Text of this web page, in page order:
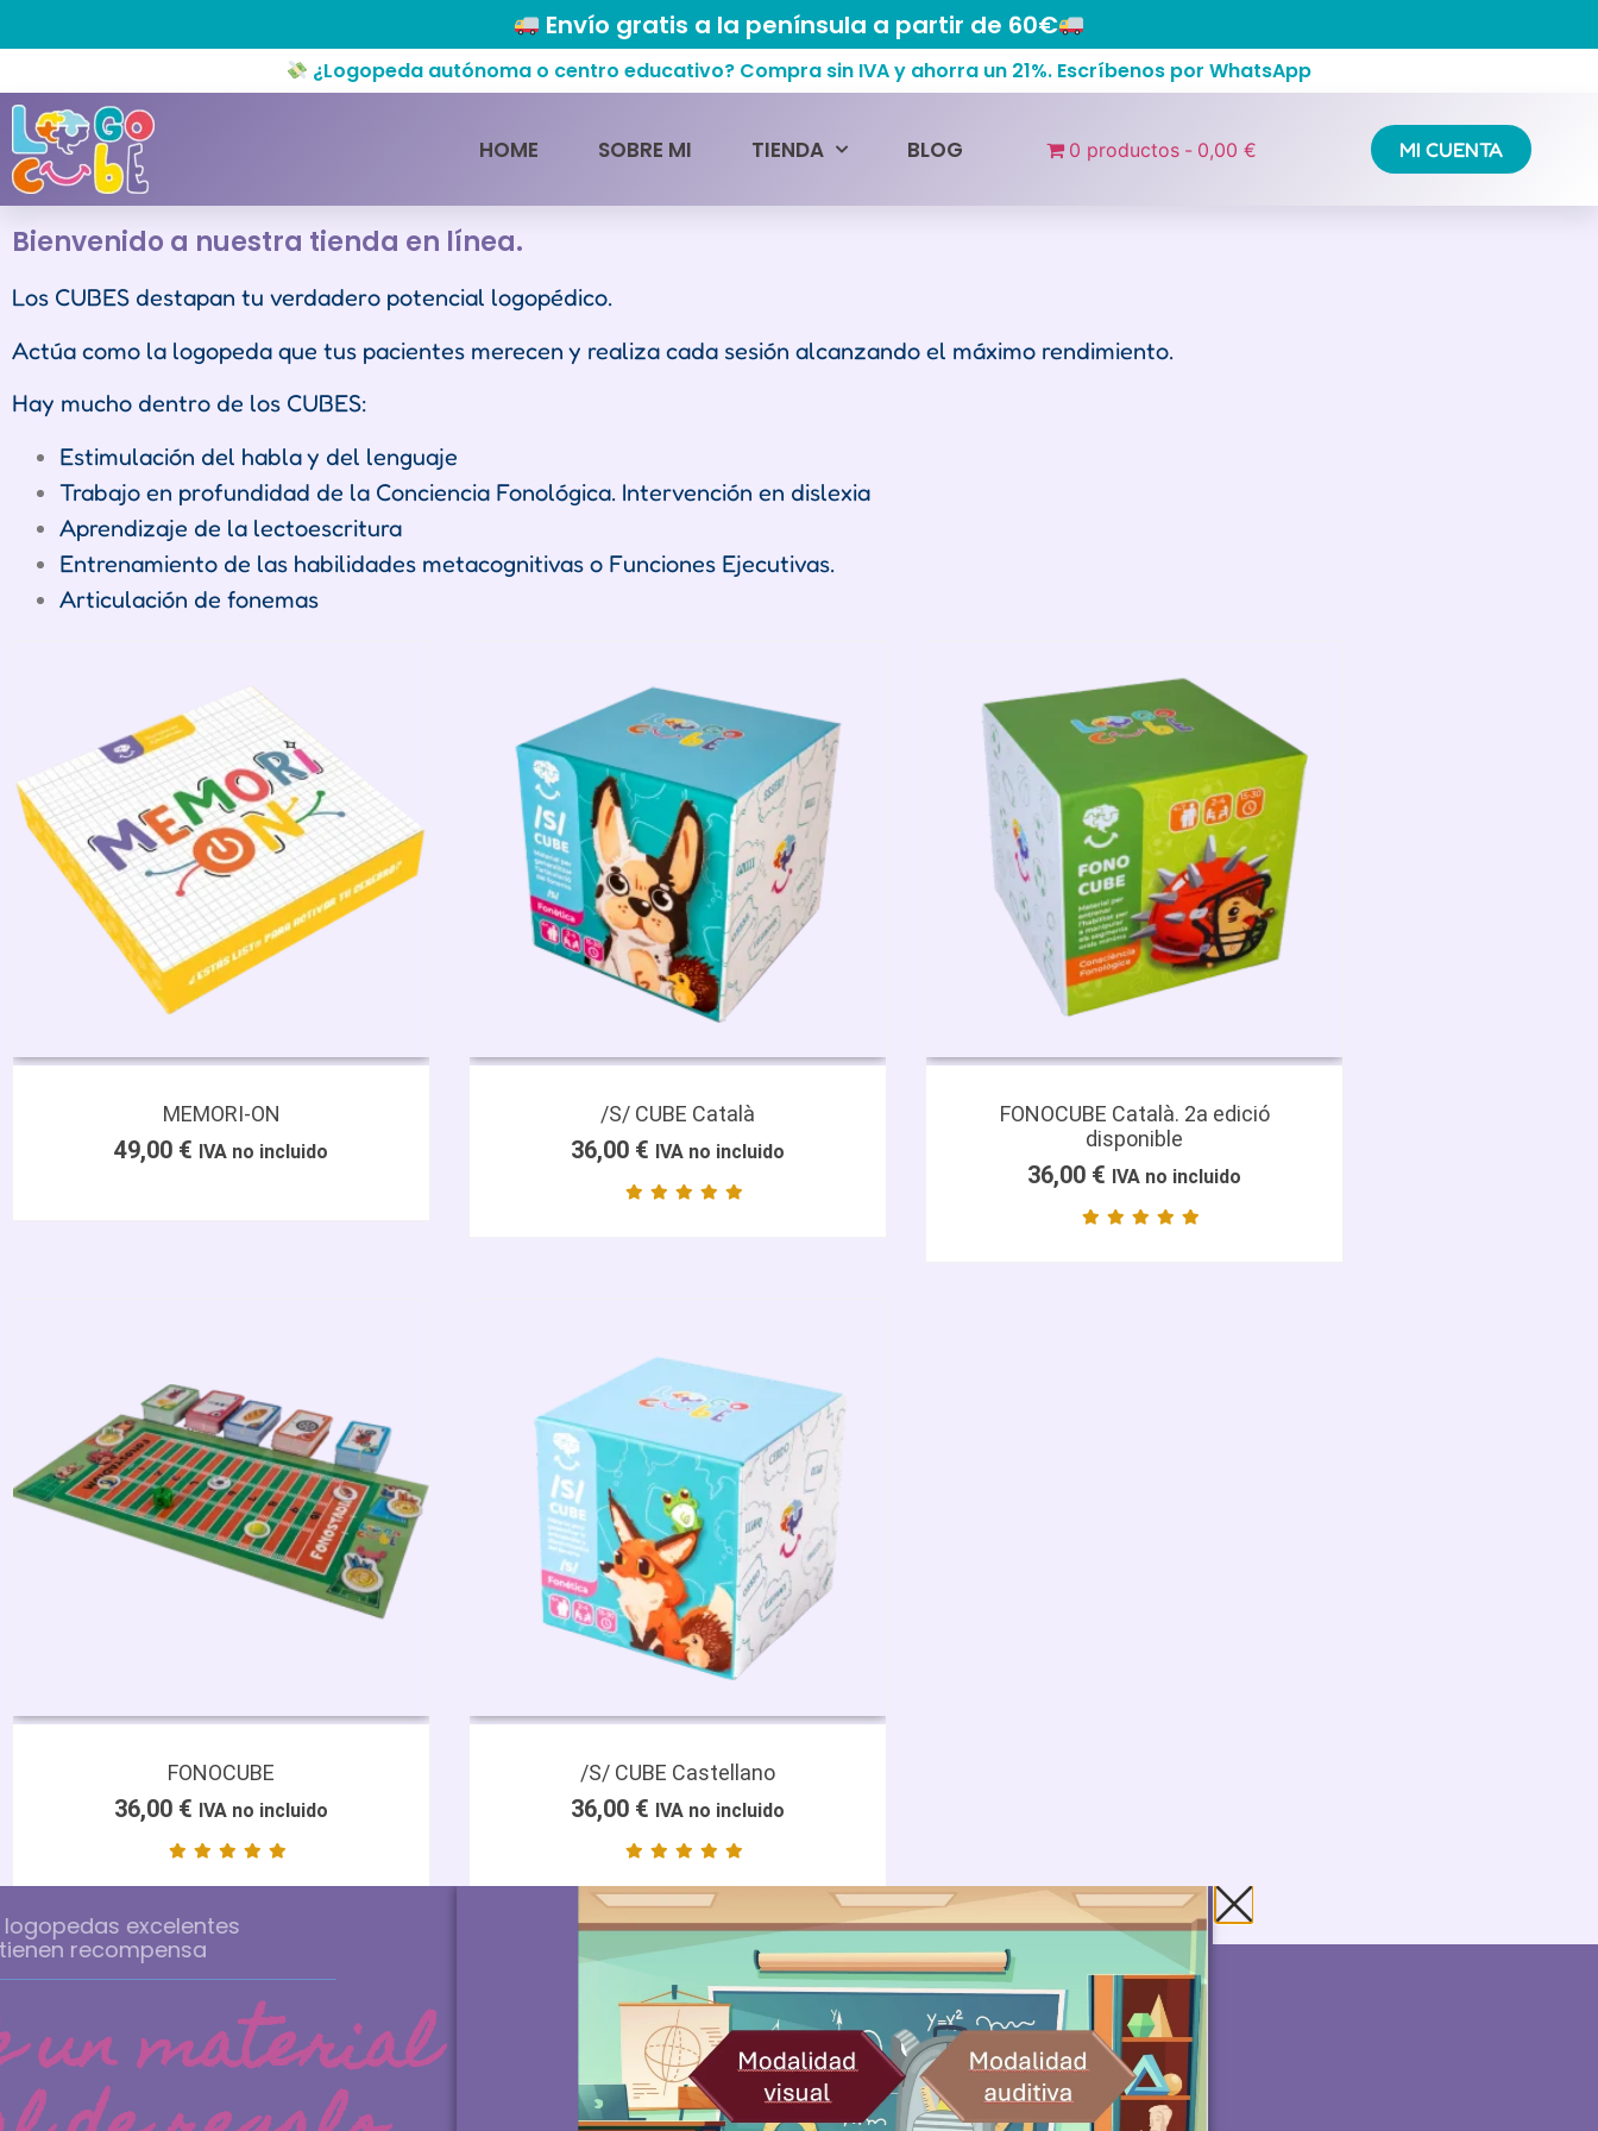
Envío gratis a la península a partir de 60€
¿Logopeda autónoma o centro educativo? Compra sin IVA y ahorra un 21%. Escríbenos por WhatsApp
HOME SOBRE MI TIENDA BLOG 0 productos 0,00 € MI CUENTA
Bienvenido a nuestra tienda en línea.
Los CUBES destapan tu verdadero potencial logopédico.
Actúa como la logopeda que tus pacientes merecen y realiza cada sesión alcanzando el máximo rendimiento.
Hay mucho dentro de los CUBES:
Estimulación del habla y del lenguaje
Trabajo en profundidad de la Conciencia Fonológica. Intervención en dislexia
Aprendizaje de la lectoescritura
Entrenamiento de las habilidades metacognitivas o Funciones Ejecutivas.
Articulación de fonemas
MEMORI-ON
49,00 € IVA no incluido
/S/ CUBE Català
36,00 € IVA no incluido
FONOCUBE Català. 2a edició
disponible
36,00 € IVA no incluido
FONOCUBE
36,00 € IVA no incluido
/S/ CUBE Castellano
36,00 € IVA no incluido
INFORMACIÓN
Llévate un material